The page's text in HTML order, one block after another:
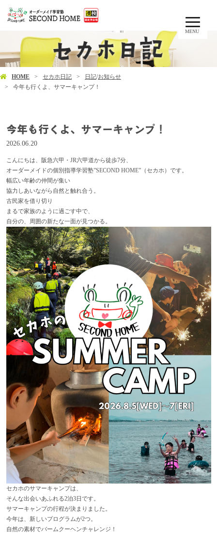
MENU
HOME セカホ日記 日記/お知らせ
今年も行くよ、サマーキャンプ！
今年も行くよ、サマーキャンプ！
2026.06.20
こんにちは、阪急六甲・JR六甲道から徒歩7分、
オーダーメイドの個別指導学習塾”SECOND HOME”（セカホ）です。
幅広い年齢の仲間が集い
協力しあいながら自然と触れ合う。
古民家を借り切り
まるで家族のように過ごす中で、
自分の、周囲の新たな一面が見つかる。
セカホのサマーキャンプは、
そんな出会いあふれる2泊3日です。
サマーキャンプの行程が決まりました。
今年は、新しいプログラムが2つ。
自然の素材でバームクーヘンチャレンジ！